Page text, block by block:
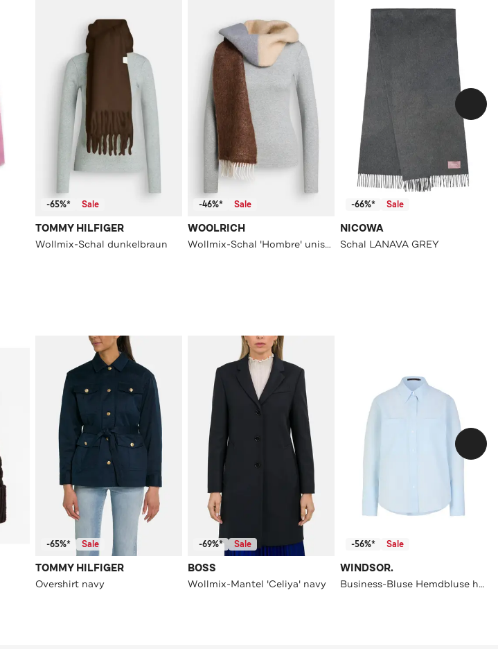
-65%* Sale
TOMMY HILFIGER
Wollmix-Schal dunkelbraun
-46%* Sale
WOOLRICH
Wollmix-Schal 'Hombre' unisex
-66%* Sale
NICOWA
Schal LANAVA GREY
-65%* Sale
TOMMY HILFIGER
Overshirt navy
-69%* Sale
BOSS
Wollmix-Mantel 'Celiya' navy
-56%* Sale
WINDSOR.
Business-Bluse Hemdbluse hellblau